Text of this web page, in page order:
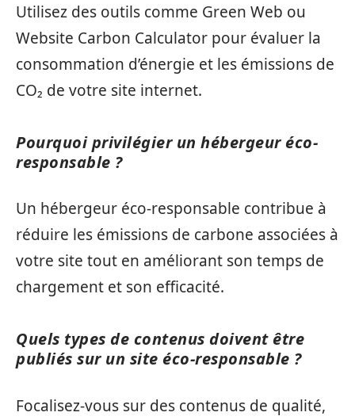
Utilisez des outils comme Green Web ou
Website Carbon Calculator pour évaluer la
consommation d’énergie et les émissions de
CO₂ de votre site internet.
Pourquoi privilégier un hébergeur éco-
responsable ?
Un hébergeur éco-responsable contribue à
réduire les émissions de carbone associées à
votre site tout en améliorant son temps de
chargement et son efficacité.
Quels types de contenus doivent être
publiés sur un site éco-responsable ?
Focalisez-vous sur des contenus de qualité,